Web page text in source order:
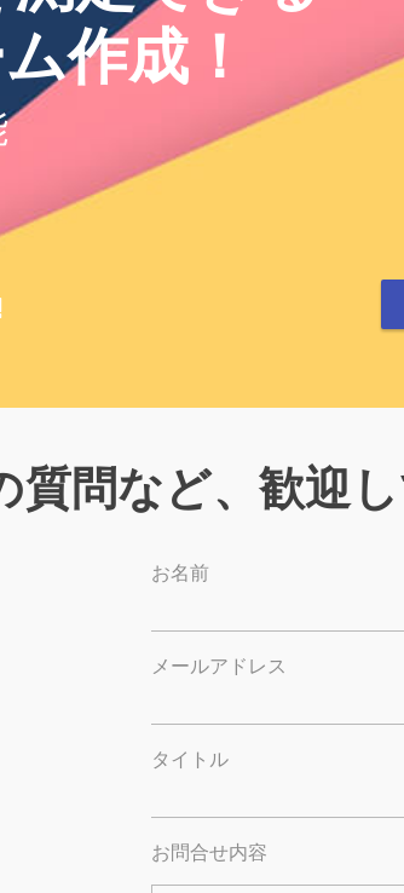
作成！
質問など、歓迎
お名前
メールアドレス
タイトル
お問合せ内容